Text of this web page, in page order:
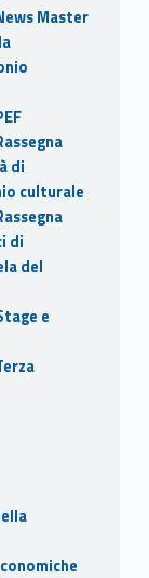
Master
di
culturale
di
del
e